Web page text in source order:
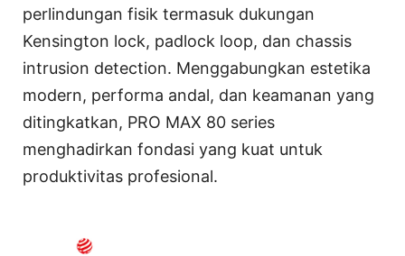
perlindungan fisik termasuk dukungan
Kensington lock, padlock loop, dan chassis
intrusion detection. Menggabungkan estetika
modern, performa andal, dan keamanan yang
ditingkatkan, PRO MAX 80 series
menghadirkan fondasi yang kuat untuk
produktivitas profesional.